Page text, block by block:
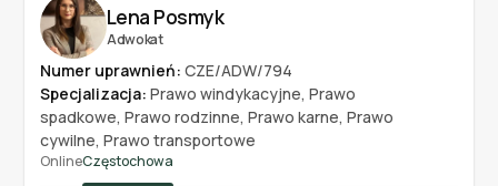
Adwokat
Lena Posmyk
Numer uprawnień: CZE/ADW/794
Specjalizacja: Prawo windykacyjne, Prawo
spadkowe, Prawo rodzinne, Prawo karne, Prawo
cywilne, Prawo transportowe
OnlineCzęstochowa